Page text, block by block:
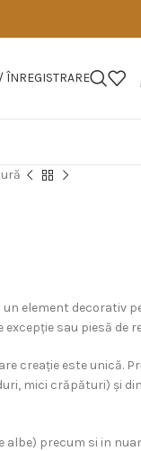
ÎNREGISTRARE
un element decorativ
sau piesă de
creație este unică.
mici crăpături) și
precum si in